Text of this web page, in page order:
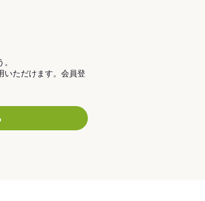
いただけます。会員登